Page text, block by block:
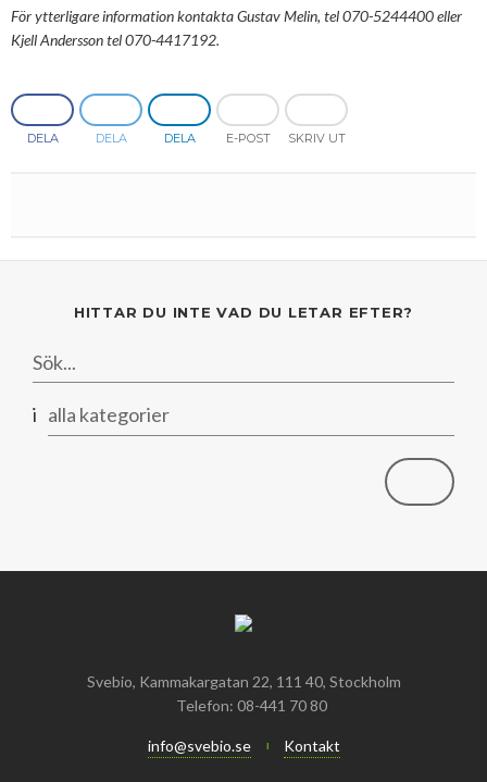
Februari
Maj
Mars
Februari
Maj
Februari
Mars
Januari
Augusti
April
Mars
September
Juli
Maj
November
September
Augusti
April
Mars
December
September
Mars
2009
November
Augusti
April
Mars
December
2007
December
För ytterligare information kontakta Gustav Melin, tel 070-5244400 eller
Kjell Andersson tel 070-4417192.
DELA DELA DELA E-POST SKRIV UT
HITTAR DU INTE VAD DU LETAR EFTER?
i alla kategorier
Svebio, Kammakargatan 22, 111 40, Stockholm
Telefon: 08-441 70 80
info@svebio.se Kontakt